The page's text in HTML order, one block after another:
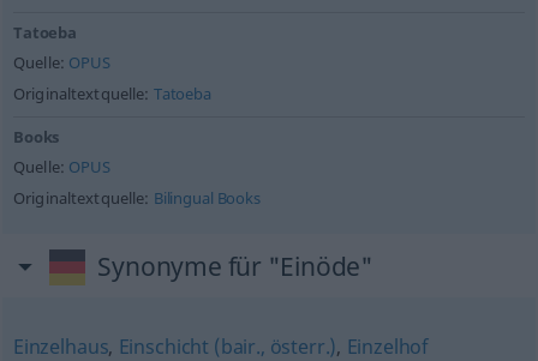
Tatoeba
Quelle: OPUS
Originaltextquelle: Tatoeba
Books
Quelle: OPUS
Originaltextquelle: Bilingual Books
Synonyme für "Einöde"
Einzelhaus, Einschicht (bair., österr.), Einzelhof